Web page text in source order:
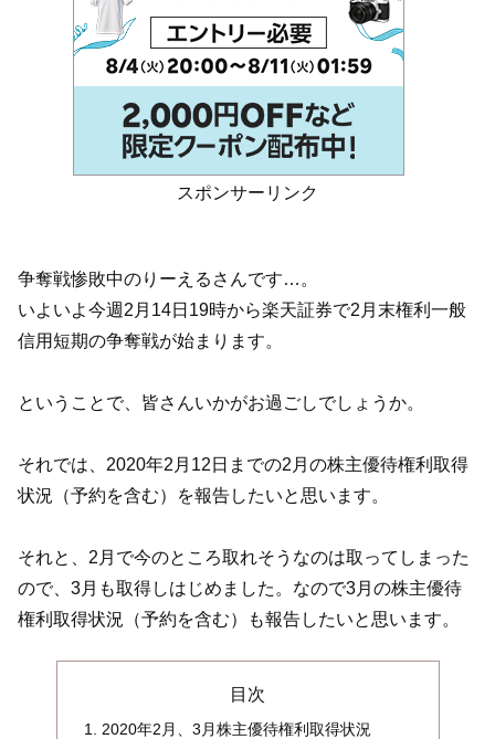
スポンサーリンク
争奪戦惨敗中のりーえるさんです…。
いよいよ今週2月14日19時から楽天証券で2月末権利一般
信用短期の争奪戦が始まります。
ということで、皆さんいかがお過ごしでしょうか。
それでは、2020年2月12日までの2月の株主優待権利取得
状況（予約を含む）を報告したいと思います。
それと、2月で今のところ取れそうなのは取ってしまった
ので、3月も取得しはじめました。なので3月の株主優待
権利取得状況（予約を含む）も報告したいと思います。
目次
2020年2月、3月株主優待権利取得状況